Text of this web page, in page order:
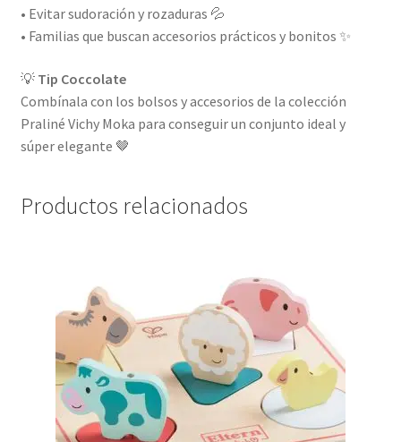
• Evitar sudoración y rozaduras 💦
• Familias que buscan accesorios prácticos y bonitos ✨
💡 Tip Coccolate
Combínala con los bolsos y accesorios de la colección
Praliné Vichy Moka para conseguir un conjunto ideal y
súper elegante 🤎
Productos relacionados